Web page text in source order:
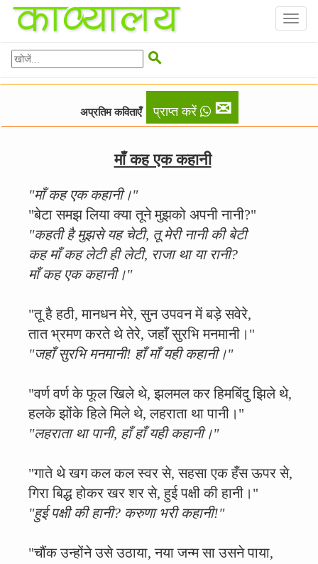

अप्रतिम कविताएँ प्राप्त करें ✉
माँ कह एक कहानी
"माँ कह एक कहानी।"
"बेटा समझ लिया क्या तूने मुझको अपनी नानी?"
"कहती है मुझसे यह चेटी, तू मेरी नानी की बेटी
कह माँ कह लेटी ही लेटी, राजा था या रानी?
माँ कह एक कहानी।"
"तू है हठी, मानधन मेरे, सुन उपवन में बड़े सवेरे,
तात भ्रमण करते थे तेरे, जहाँ सुरभि मनमानी।"
"जहाँ सुरभि मनमानी! हाँ माँ यही कहानी।"
"वर्ण वर्ण के फूल खिले थे, झलमल कर हिमबिंदु झिले थे,
हलके झोंके हिले मिले थे, लहराता था पानी।"
"लहराता था पानी, हाँ हाँ यही कहानी।"
"गाते थे खग कल कल स्वर से, सहसा एक हँस ऊपर से,
गिरा बिद्ध होकर खर शर से, हुई पक्षी की हानी।"
"हुई पक्षी की हानी? करुणा भरी कहानी!"
"चौंक उन्होंने उसे उठाया, नया जन्म सा उसने पाया,